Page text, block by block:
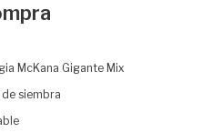
McKana Gigante Mix
siembra